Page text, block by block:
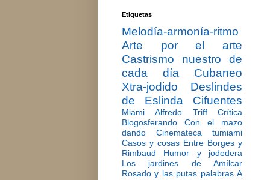
Etiquetas
Melodía-armonía-ritmo
Arte por el arte
Castrismo nuestro de
cada día
Cubaneo
Xtra-jodido
Deslindes
de Eslinda Cifuentes
Miami Alfredo Triff
Crítica
Blogosferando
Con el mazo
dando
Cinemateca tumiami
Casos y cosas Entre Borges y
Rimbaud
Humor y jodedera
Los jardines de Amílcar
Rosado y las putas palabras A